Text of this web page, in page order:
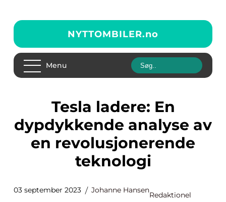
NYTTOMBILER.no
Menu
Tesla ladere: En
dypdykkende analyse av
en revolusjonerende
teknologi
03 september 2023 Johanne Hansen
Redaktionel